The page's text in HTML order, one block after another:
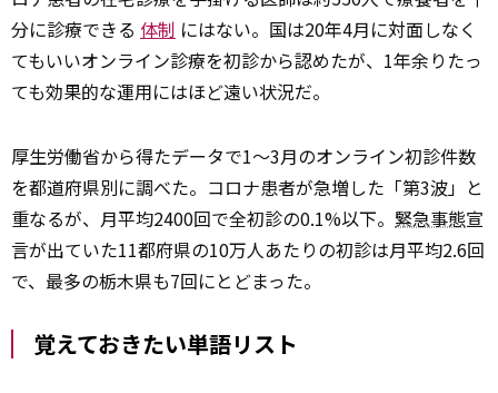
分に診療できる 体制 にはない。国は20年4月に対面しなく
てもいいオンライン診療を初診から認めたが、1年余りたっ
ても効果的な運用にはほど遠い状況だ。
厚生労働省から得たデータで1～3月のオンライン初診件数
を都道府県別に調べた。コロナ患者が急増した「第3波」と
重なるが、月平均2400回で全初診の0.1%以下。 緊急事態宣
言が出ていた11都府県の10万人あたりの初診は月平均2.6回
で、最多の栃木県も7回にとどまった。
覚えておきたい単語リスト